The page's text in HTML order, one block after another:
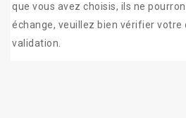
que vous avez choisis, ils ne
échange, veuillez bien vérifier votre
validation.